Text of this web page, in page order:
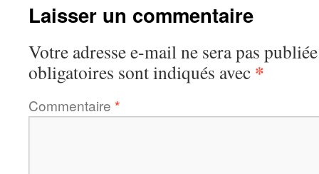
Laisser un commentaire
Votre adresse e-mail ne sera pas
obligatoires sont indiqués avec *
Commentaire *